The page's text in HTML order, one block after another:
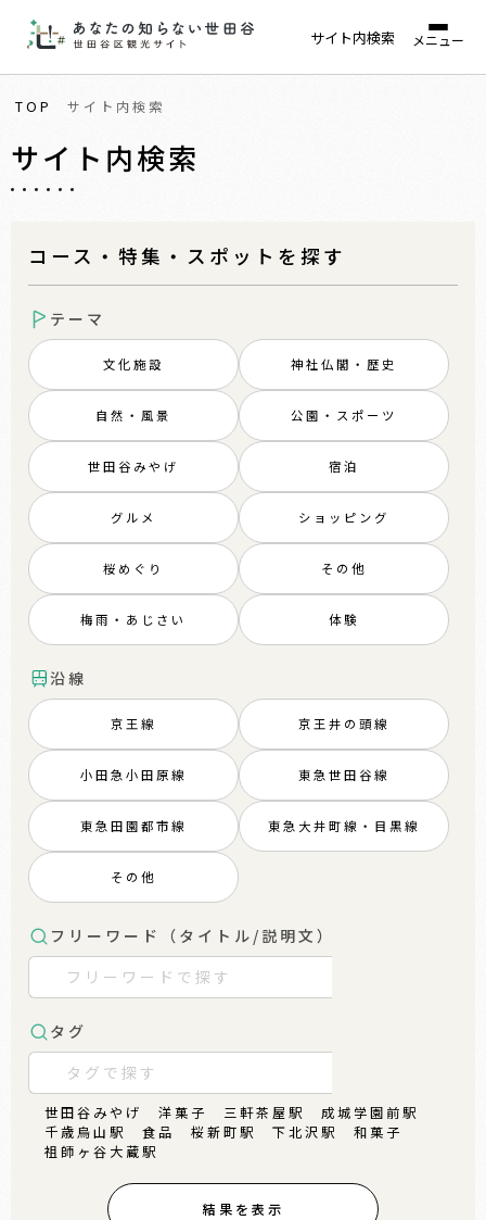
サイト内検索 メニュー
TOP サイト内検索
サイト内検索
コース・特集・スポットを探す
テーマ
文化施設 神社仏閣・歴史
自然・風景 公園・スポーツ
世田谷みやげ 宿泊
グルメ ショッピング
桜めぐり その他
梅雨・あじさい 体験
沿線
京王線 京王井の頭線
小田急小田原線 東急世田谷線
東急田園都市線 東急大井町線・目黒線
その他
フリーワード（タイトル/説明文）
タグ
世田谷みやげ 洋菓子 三軒茶屋駅
成城学園前駅
千歳烏山駅
食品 桜新町駅 下北沢駅
和菓子
祖師ヶ谷大蔵駅
結果を表示